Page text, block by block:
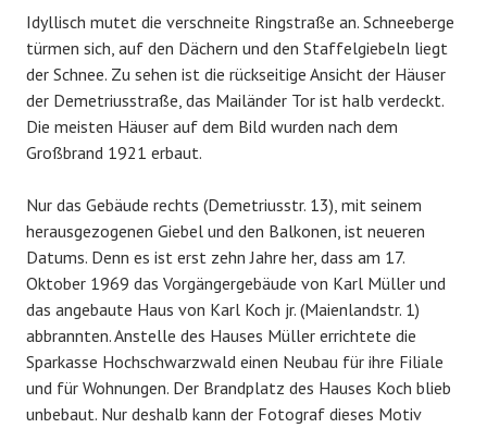
Idyllisch mutet die verschneite Ringstraße an. Schneeberge
türmen sich, auf den Dächern und den Staffelgiebeln liegt
der Schnee. Zu sehen ist die rückseitige Ansicht der Häuser
der Demetriusstraße, das Mailänder Tor ist halb verdeckt.
Die meisten Häuser auf dem Bild wurden nach dem
Großbrand 1921 erbaut.
Nur das Gebäude rechts (Demetriusstr. 13), mit seinem
herausgezogenen Giebel und den Balkonen, ist neueren
Datums. Denn es ist erst zehn Jahre her, dass am 17.
Oktober 1969 das Vorgängergebäude von Karl Müller und
das angebaute Haus von Karl Koch jr. (Maienlandstr. 1)
abbrannten. Anstelle des Hauses Müller errichtete die
Sparkasse Hochschwarzwald einen Neubau für ihre Filiale
und für Wohnungen. Der Brandplatz des Hauses Koch blieb
unbebaut. Nur deshalb kann der Fotograf dieses Motiv